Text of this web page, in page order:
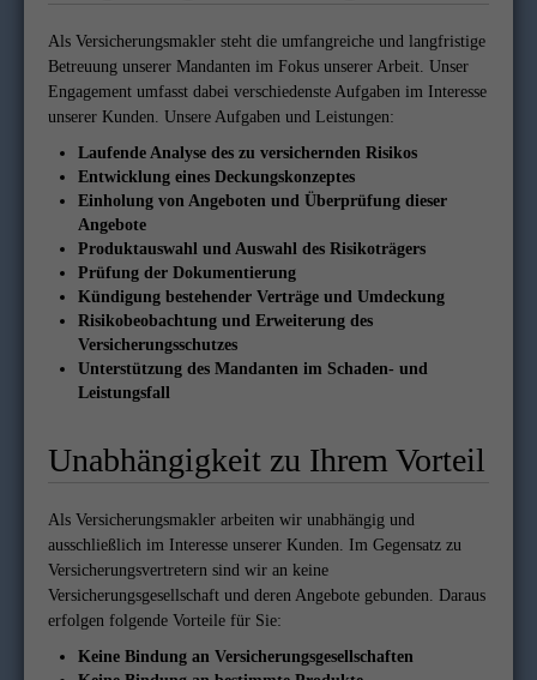
Als Versicherungsmakler steht die umfangreiche und langfristige
Betreuung unserer Mandanten im Fokus unserer Arbeit. Unser
Engagement umfasst dabei verschiedenste Aufgaben im Interesse
unserer Kunden. Unsere Aufgaben und Leistungen:
Laufende Analyse des zu versichernden Risikos
Entwicklung eines Deckungskonzeptes
Einholung von Angeboten und Überprüfung dieser
Angebote
Produktauswahl und Auswahl des Risikoträgers
Prüfung der Dokumentierung
Kündigung bestehender Verträge und Umdeckung
Risikobeobachtung und Erweiterung des
Versicherungsschutzes
Unterstützung des Mandanten im Schaden- und
Leistungsfall
Unabhängigkeit zu Ihrem Vorteil
Als Versicherungsmakler arbeiten wir unabhängig und
ausschließlich im Interesse unserer Kunden. Im Gegensatz zu
Versicherungsvertretern sind wir an keine
Versicherungsgesellschaft und deren Angebote gebunden. Daraus
erfolgen folgende Vorteile für Sie:
Keine Bindung an Versicherungsgesellschaften